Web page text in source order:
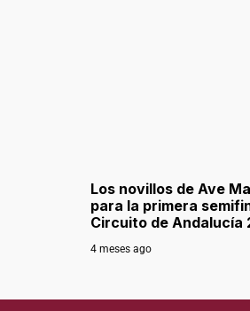
Los novillos de Ave
para la primera
Circuito de Andalucía
4 meses ago